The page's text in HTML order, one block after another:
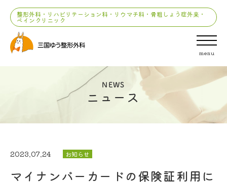
整形外科・リハビリテーション科・リウマチ科・骨粗しょう症外来・
ペインクリニック
menu
NEWS
ニュース
2023.07.24 お知らせ
マイナンバーカードの保険証利用に